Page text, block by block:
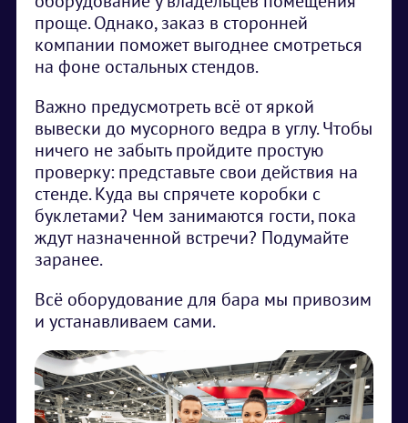
проще. Однако, заказ в сторонней
компании поможет выгоднее смотреться
на фоне остальных стендов.
Важно предусмотреть всё от яркой
вывески до мусорного ведра в углу. Чтобы
ничего не забыть пройдите простую
проверку: представьте свои действия на
стенде. Куда вы спрячете коробки с
буклетами? Чем занимаются гости, пока
ждут назначенной встречи? Подумайте
заранее.
Всё оборудование для бара мы привозим
и устанавливаем сами.